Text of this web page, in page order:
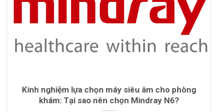
Kinh nghiệm lựa chọn máy siêu âm cho phòng
khám: Tại sao nên chọn Mindray N6?